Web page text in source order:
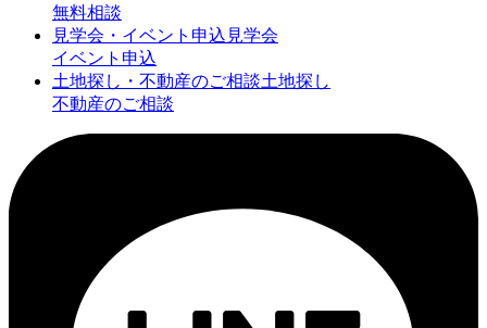
無料相談
見学会・イベント申込 見学会
イベント申込
土地探し・不動産のご相談土地探し
不動産のご相談